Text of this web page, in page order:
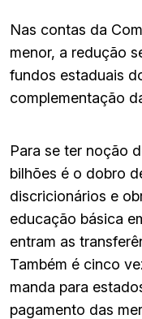
Nas contas da
menor, a redução
fundos estaduais
complementação
Para se ter noção
bilhões é o dobro
discricionários e
educação básica
entram as
Também é cinco
manda para
pagamento das